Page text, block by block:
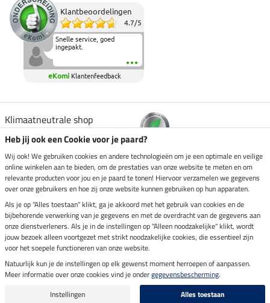
Klantbeoordelingen
4.7/5
Snelle service, goed
ingepakt.
eKomi Klantenfeedback
Klimaatneutrale shop
Verzending per
Veilig betalen met
Impressum
Laatste update op 07.08.2026 om 14:39 uur
Alle prijzen in euro's, incl. BTW, excl. verzendkosten.
Heb jij ook een Cookie voor je paard?
Wij ook! We gebruiken cookies en andere technologieën om je een optimale en veilige
online winkelen aan te bieden, om de prestaties van onze website te meten en om
relevante producten voor jou en je paard te tonen! Hiervoor verzamelen we gegevens
over onze gebruikers en hoe zij onze website kunnen gebruiken op hun apparaten.
Als je op "Alles toestaan" klikt, ga je akkoord met het gebruik van cookies en de
bijbehorende verwerking van je gegevens en met de overdracht van de gegevens aan
onze dienstverleners. Als je in de instellingen op "Alleen noodzakelijke" klikt, wordt
jouw bezoek alleen voortgezet met strikt noodzakelijke cookies, die essentieel zijn
voor het soepele functioneren van onze website.
Natuurlijk kun je de instellingen op elk gewenst moment herroepen of aanpassen.
Meer informatie over onze cookies vind je ondergegevensbescherming.
Instellingen
Alles toestaan